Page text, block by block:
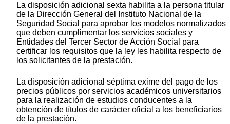
La disposición adicional sexta habilita a la persona titular
de la Dirección General del Instituto Nacional de la
Seguridad Social para aprobar los modelos normalizados
que deben cumplimentar los servicios sociales y
Entidades del Tercer Sector de Acción Social para
certificar los requisitos que la ley les habilita respecto de
los solicitantes de la prestación.
La disposición adicional séptima exime del pago de los
precios públicos por servicios académicos universitarios
para la realización de estudios conducentes a la
obtención de títulos de carácter oficial a los beneficiarios
de la prestación.